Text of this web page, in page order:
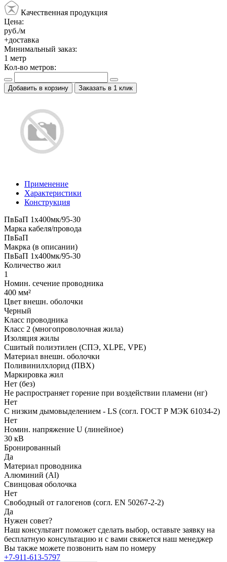
Качественная продукция
Цена:
руб./м
+доставка
Минимальный заказ:
1 метр
Кол-во метров:
Добавить в корзину Заказать в 1 клик
Применение
Характеристики
Конструкция
ПвБаП 1х400мк/95-30
Марка кабеля/провода
ПвБаП
Макрка (в описании)
ПвБаП 1х400мк/95-30
Количество жил
1
Номин. сечение проводника
400 мм²
Цвет внешн. оболочки
Черный
Класс проводника
Класс 2 (многопроволочная жила)
Изоляция жилы
Сшитый полиэтилен (СПЭ, XLPE, VPE)
Материал внешн. оболочки
Поливинилхлорид (ПВХ)
Маркировка жил
Нет (без)
Не распространяет горение при воздействии пламени (нг)
Нет
С низким дымовыделением - LS (согл. ГОСТ Р МЭК 61034-2)
Нет
Номин. напряжение U (линейное)
30 кВ
Бронированный
Да
Материал проводника
Алюминий (Al)
Свинцовая оболочка
Нет
Свободный от галогенов (согл. EN 50267-2-2)
Да
Нужен совет?
Наш консультант поможет сделать выбор, оставьте заявку на
бесплатную консультацию и с вами свяжется наш менеджер
Вы также можете позвонить нам по номеру
+7-911-613-5797